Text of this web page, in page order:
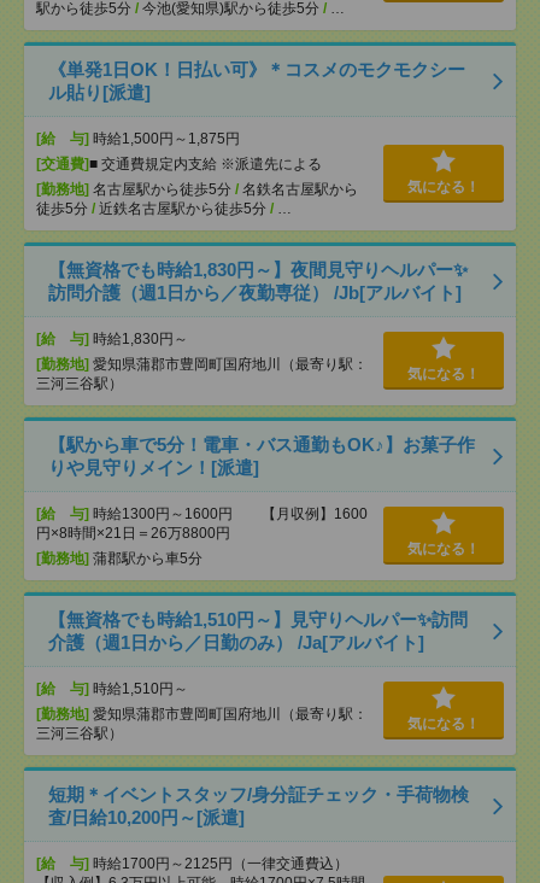
駅から徒歩5分 / 今池(愛知県)駅から徒歩5分 / …
《単発1日OK！日払い可》＊コスメのモクモクシー
ル貼り[派遣]
[給 与] 時給1,500円～1,875円
[交通費]■ 交通費規定内支給 ※派遣先による
[勤務地] 名古屋駅から徒歩5分 / 名鉄名古屋駅から
徒歩5分 / 近鉄名古屋駅から徒歩5分 / …
気になる！
【無資格でも時給1,830円～】夜間見守りヘルパー✨
訪問介護（週1日から／夜勤専従） /Jb[アルバイト]
[給 与] 時給1,830円～
[勤務地] 愛知県蒲郡市豊岡町国府地川（最寄り駅：
三河三谷駅）
気になる！
【駅から車で5分！電車・バス通勤もOK♪】お菓子作
りや見守りメイン！[派遣]
[給 与] 時給1300円～1600円 【月収例】1600
円×8時間×21日＝26万8800円
[勤務地] 蒲郡駅から車5分
気になる！
【無資格でも時給1,510円～】見守りヘルパー✨訪問
介護（週1日から／日勤のみ） /Ja[アルバイト]
[給 与] 時給1,510円～
[勤務地] 愛知県蒲郡市豊岡町国府地川（最寄り駅：
三河三谷駅）
気になる！
短期＊イベントスタッフ/身分証チェック・手荷物検
査/日給10,200円～[派遣]
[給 与] 時給1700円～2125円（一律交通費込）